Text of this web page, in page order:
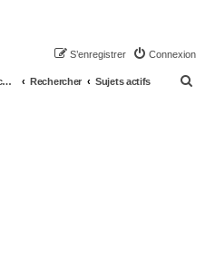
Connexion
S’enregistrer
Accueil forum 2cv-legende.com Rechercher Sujets actifs